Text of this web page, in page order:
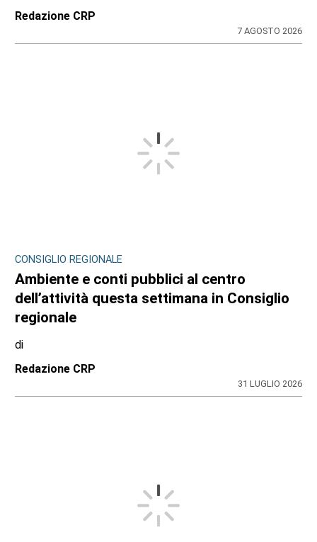
Redazione CRP
7 AGOSTO 2026
CONSIGLIO REGIONALE
Ambiente e conti pubblici al centro
dell’attività questa settimana in Consiglio
regionale
di
Redazione CRP
31 LUGLIO 2026